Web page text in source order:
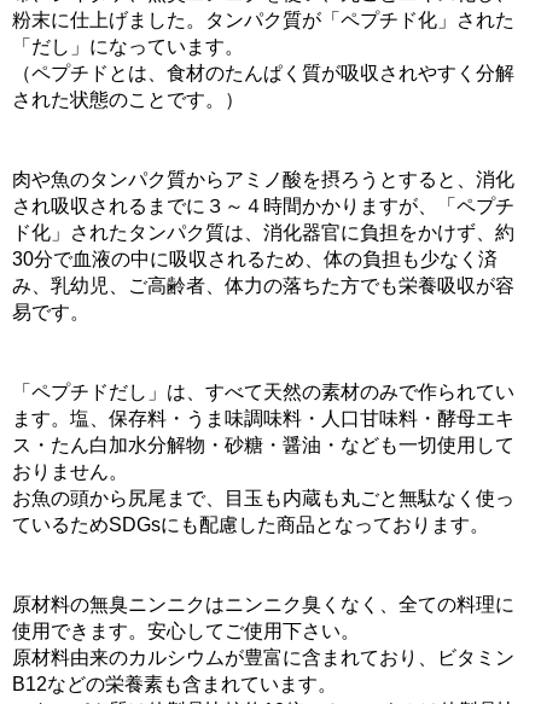
粉末に仕上げました。タンパク質が「ペプチド化」された
「だし」になっています。
（ペプチドとは、食材のたんぱく質が吸収されやすく分解
された状態のことです。）
肉や魚のタンパク質からアミノ酸を摂ろうとすると、消化
され吸収されるまでに３～４時間かかりますが、「ペプチ
ド化」されたタンパク質は、消化器官に負担をかけず、約
30分で血液の中に吸収されるため、体の負担も少なく済
み、乳幼児、ご高齢者、体力の落ちた方でも栄養吸収が容
易です。
「ペプチドだし」は、すべて天然の素材のみで作られてい
ます。塩、保存料・うま味調味料・人口甘味料・酵母エキ
ス・たん白加水分解物・砂糖・醤油・なども一切使用して
おりません。
お魚の頭から尻尾まで、目玉も内蔵も丸ごと無駄なく使っ
ているためSDGsにも配慮した商品となっております。
原材料の無臭ニンニクはニンニク臭くなく、全ての料理に
使用できます。安心してご使用下さい。
原材料由来のカルシウムが豊富に含まれており、ビタミン
B12などの栄養素も含まれています。